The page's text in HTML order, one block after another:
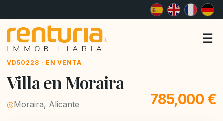
☰
VD50228 · EN VENTA
Villa en Moraira
◎Moraira, Alicante 785,000 €